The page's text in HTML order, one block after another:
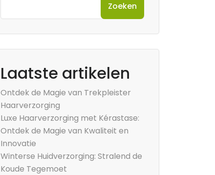
Zoeken
Laatste artikelen
Ontdek de Magie van Trekpleister
Haarverzorging
Luxe Haarverzorging met Kérastase:
Ontdek de Magie van Kwaliteit en
Innovatie
Winterse Huidverzorging: Stralend de
Koude Tegemoet